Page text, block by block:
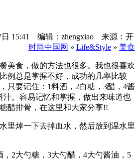
日 15:41 编辑：zhengxiao 来源：开
时尚中国网 » Life&Style » 美食
美食，做的方法也很多。我也很喜欢
例总是掌握不好，成功的几率比较
只要记住：1料酒，2白糖，3醋，4酱
汁。容易记忆和掌握，做出来味道也
醋排骨，在这里和大家分享!!
里焯一下去掉血水，然后放到温水里
2大勺糖，3大勺醋，4大勺酱油，5